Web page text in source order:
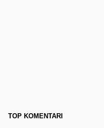
TOP KOMENTARI